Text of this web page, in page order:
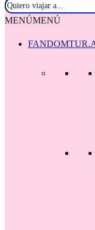
MENÚMENÚ